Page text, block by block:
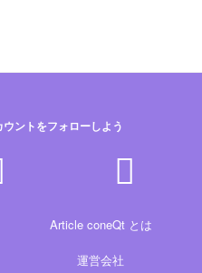
ントをフォローしよう
Article coneQt とは
運営会社